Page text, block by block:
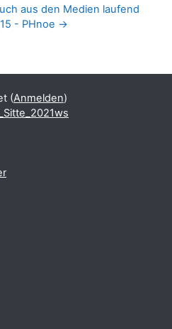
aus den Medien laufend
- PHnoe →
(Anmelden)